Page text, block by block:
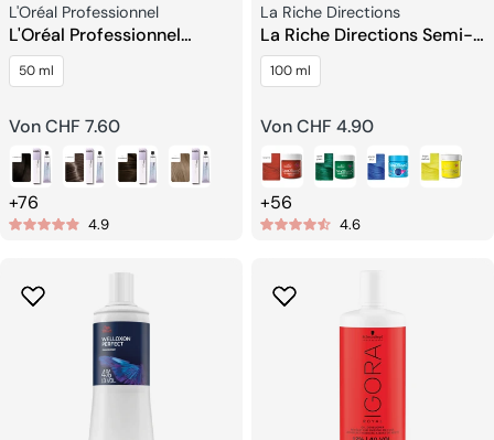
Verkäufer:
L'Oréal Professionnel
L'Oréal Professionnel
Dialight Haartönung
50 ml
Regulärer
Preis
Von CHF 7.60
+76
4.9
Verkäufer:
La Riche Directions
La Riche Directions Semi-
Permanente Pflegende
Haarfarbe
100 ml
Regulärer
Preis
Von CHF 4.90
+56
4.6